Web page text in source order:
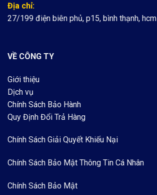
Địa chỉ:
27/199 điện biên phủ, p15, bình thạnh, hcm
VỀ CÔNG TY
Giới thiệu
Dịch vụ
Chính Sách Bảo Hành
Quy Định Đổi Trả Hàng
Chính Sách Giải Quyết Khiếu Nại
Chính Sách Bảo Mật Thông Tin Cá Nhân
Chính Sách Bảo Mật